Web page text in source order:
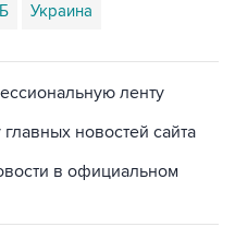
Украина
ленту
новостей сайта
в официальном